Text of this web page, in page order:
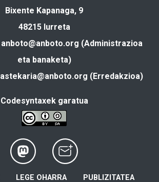
Bixente Kapanaga, 9
48215 Iurreta
anboto@anboto.org (Administrazioa
eta banaketa)
astekaria@anboto.org (Erredakzioa)
Codesyntaxek garatua
LEGE OHARRA PUBLIZITATEA